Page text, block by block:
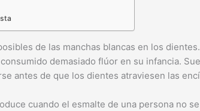
de las manchas blancas en los dientes.
demasiado flúor en su infancia.
antes de que los dientes atraviesen las
cuando el esmalte de una persona no